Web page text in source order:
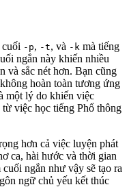
-p, -t, và -k mà tiếng
ngắn này khiến nhiều
và sắc nét hơn. Bạn cũng
hoàn toàn tương ứng
một lý do khiến việc
việc học tiếng Phổ thông
hơn cả việc luyện phát
ca, hài hước và thời gian
ngắn như vậy sẽ tạo ra
ngữ chủ yếu kết thúc